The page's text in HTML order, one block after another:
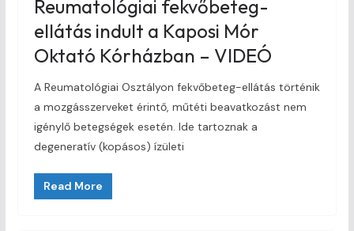
Reumatológiai fekvőbeteg-
ellátás indult a Kaposi Mór
Oktató Kórházban – VIDEÓ
A Reumatológiai Osztályon fekvőbeteg-ellátás történik
a mozgásszerveket érintő, műtéti beavatkozást nem
igénylő betegségek esetén. Ide tartoznak a
degeneratív (kopásos) ízületi
Read More